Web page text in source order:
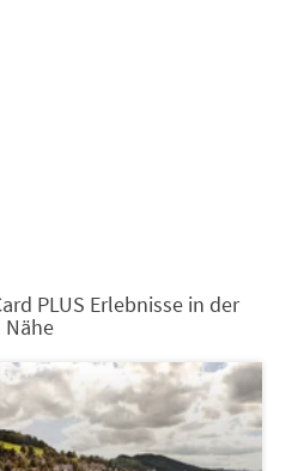
PLUS Erlebnisse in der
Nähe